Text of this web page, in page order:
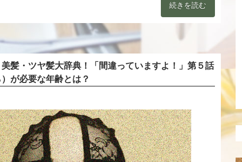
続きを読む
・ツヤ髪大辞典！「間違っていますよ！」第５話
が必要な年齢とは？